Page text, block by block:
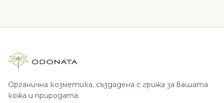
Органична козметика, създадена с грижа за вашата
кожа и природата.